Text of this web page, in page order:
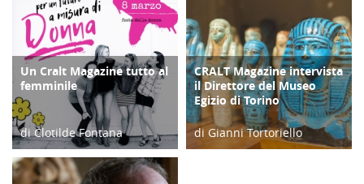
COPERTINA
Un Cralt Magazine tutto al
femminile
di Clotilde Fontana
28/02/23
COPERTINA
CRALT Magazine intervista
il Direttore del Museo
Egizio di Torino
di Gianni Tortoriello